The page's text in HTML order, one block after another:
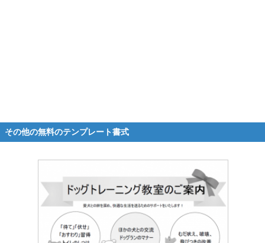
その他の無料のテンプレート書式